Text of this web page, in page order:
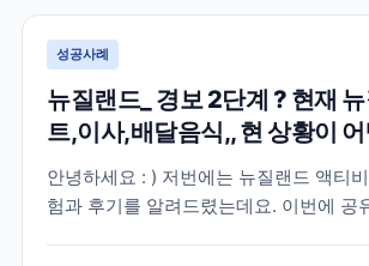
성공사례
뉴질랜드_ 경보 2단계 ? 현재
트,이사,배달음식,, 현 상황이
안녕하세요 : ) 저번에는 뉴질랜드 액티
험과 후기를 알려드렸는데요. 이번에 공